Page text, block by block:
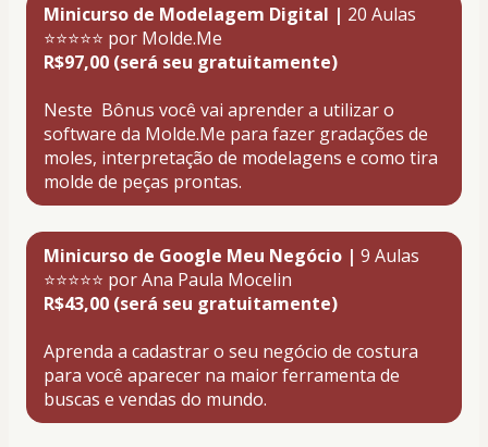
Minicurso de Modelagem Digital | 20 Aulas
⭐⭐⭐⭐⭐ por Molde.Me
R$97,00 (será seu gratuitamente)
Neste  Bônus você vai aprender a utilizar o
software da Molde.Me para fazer gradações de
moles, interpretação de modelagens e como tira
molde de peças prontas.
Minicurso de Google Meu Negócio | 9 Aulas
⭐⭐⭐⭐⭐ por Ana Paula Mocelin
R$43,00 (será seu gratuitamente)
Aprenda a cadastrar o seu negócio de costura
para você aparecer na maior ferramenta de
buscas e vendas do mundo.